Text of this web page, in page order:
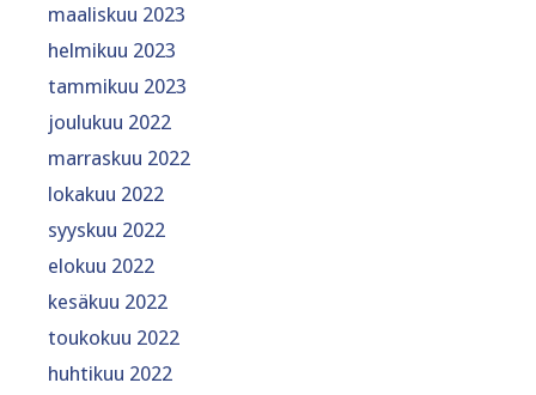
maaliskuu 2023
helmikuu 2023
tammikuu 2023
joulukuu 2022
marraskuu 2022
lokakuu 2022
syyskuu 2022
elokuu 2022
kesäkuu 2022
toukokuu 2022
huhtikuu 2022